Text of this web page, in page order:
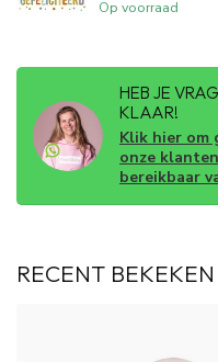
Op voorraad
HEB JE
KLAAR!
Klik hier om
onze
bereikbaar
RECENT BEKEKEN